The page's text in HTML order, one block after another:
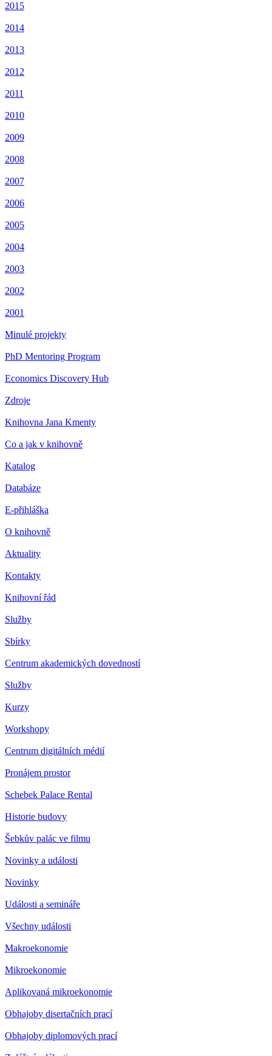
2015
2014
2013
2012
2011
2010
2009
2008
2007
2006
2005
2004
2003
2002
2001
Minulé projekty
PhD Mentoring Program
Economics Discovery Hub
Zdroje
Knihovna Jana Kmenty
Co a jak v knihovně
Katalog
Databáze
E-přihláška
O knihovně
Aktuality
Kontakty
Knihovní řád
Služby
Sbírky
Centrum akademických dovedností
Služby
Kurzy
Workshopy
Centrum digitálních médií
Pronájem prostor
Schebek Palace Rental
Historie budovy
Šebkův palác ve filmu
Novinky a události
Novinky
Události a semináře
Všechny události
Makroekonomie
Mikroekonomie
Aplikovaná mikroekonomie
Obhajoby disertačních prací
Obhajoby diplomových prací